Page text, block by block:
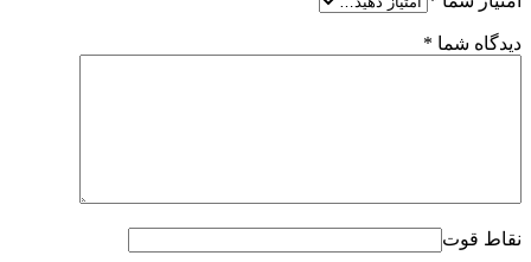
دیدگاه شما *
نقاط قوت